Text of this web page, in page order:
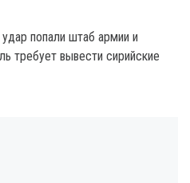
попали штаб армии и
требует вывести сирийские